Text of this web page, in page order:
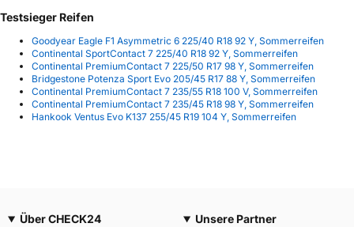
Testsieger Reifen
Goodyear Eagle F1 Asymmetric 6 225/40 R18 92 Y, Sommerreifen
Continental SportContact 7 225/40 R18 92 Y, Sommerreifen
Continental PremiumContact 7 225/50 R17 98 Y, Sommerreifen
Bridgestone Potenza Sport Evo 205/45 R17 88 Y, Sommerreifen
Continental PremiumContact 7 235/55 R18 100 V, Sommerreifen
Continental PremiumContact 7 235/45 R18 98 Y, Sommerreifen
Hankook Ventus Evo K137 255/45 R19 104 Y, Sommerreifen
Über CHECK24
Unsere Partner